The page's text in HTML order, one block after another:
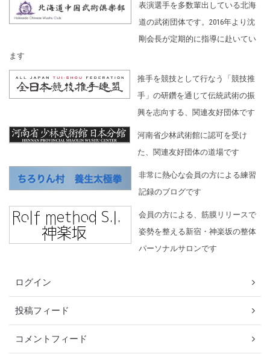
表演選手を多数輩出している北海
道の武術団体です。2016年より沈
剛会長が定期的に指導に赴いてい
ます
推手を競技として行なう「競技推
手」の研鑽を通じて伝統武術の振
興を志向する、関連友好団体です
河南省少林武術館に認可を受け
た、関連友好団体の道場です
非常に熱心な会員の方による練習
記録のブログです
会員の方による、筋膜リリースで
姿勢を整える新宿・神楽坂の整体
パーソナルサロンです
ログイン
投稿フィード
コメントフィード